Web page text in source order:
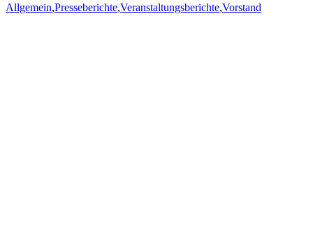
Allgemein,Presseberichte,Veranstaltungsberichte,Vorstand